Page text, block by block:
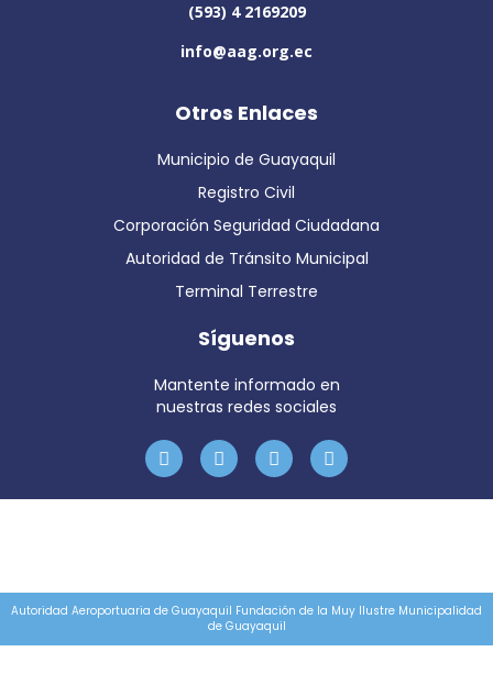
(593) 4 2169209
info@aag.org.ec
Otros Enlaces
Municipio de Guayaquil
Registro Civil
Corporación Seguridad Ciudadana
Autoridad de Tránsito Municipal
Terminal Terrestre
Síguenos
Mantente informado en
nuestras redes sociales
Autoridad Aeroportuaria de Guayaquil Fundación de la Muy Ilustre Municipalidad
de Guayaquil